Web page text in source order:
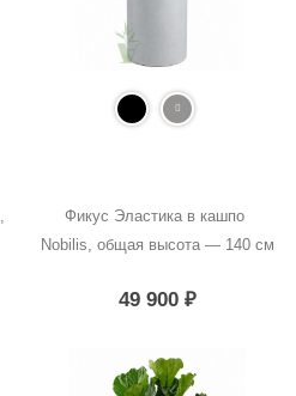
Фикус Эластика в кашпо
Nobilis, общая высота — 140 см
49 900 ₽